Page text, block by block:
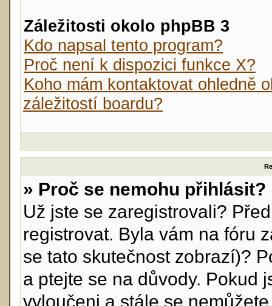
Záležitosti okolo phpBB 3
Kdo napsal tento program?
Proč není k dispozici funkce X?
Koho mám kontaktovat ohledně
záležitostí boardu?
» Proč se nemohu přihlásit?
Už jste se zaregistrovali?
registrovat. Byla vám na fóru
se tato skutečnost zobrazí)?
a ptejte se na důvody. Pokud
vyloučeni a stále se